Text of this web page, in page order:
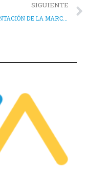
SIGUIENTE
PRESENTACIÓN DE LA MARCA E IMAGEN EN RADIOASPE